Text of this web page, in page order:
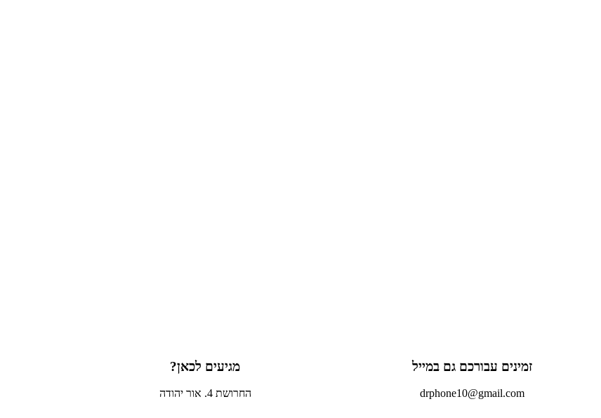
זמינים עבורכם גם במייל
drphone10@gmail.com
מגיעים לכאן?
החרושת 4. אור יהודה